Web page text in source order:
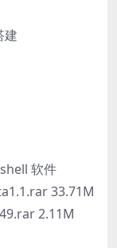
建
软件
33.71M
2.11M